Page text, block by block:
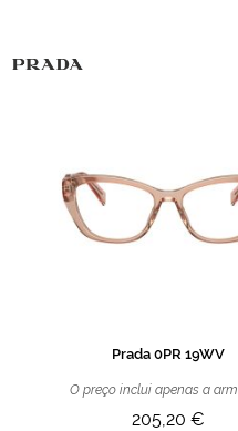
Prada 0PR 19WV
O preço inclui apenas a
205,20 €